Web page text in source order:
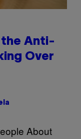
the Anti-
Over